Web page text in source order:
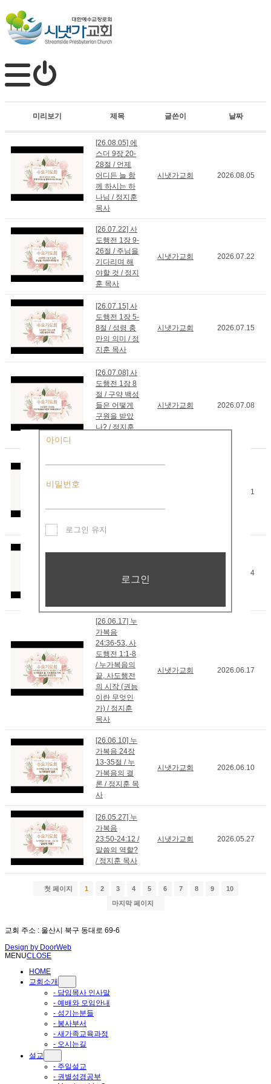
미리보기 제목 글쓴이 날짜
[26.08.05] 에
스더 9장 20-
28절 / 언제
어디든 늘 함
께 하시는 하
나님 / 정지훈
목사
시냇가교회 2026.08.05
[26.07.22] 사
도행전 1장 9-
26절 / 주님을
기다리며 해
야할 것 / 정지
훈 목사
시냇가교회 2026.07.22
[26.07.15] 사
도행전 1장 5-
8절 / 성령 충
만의 의미 / 정
지훈 목사
시냇가교회 2026.07.15
[26.07.08] 사
도행전 1장 8
절 / 구약 백성
들은 어떻게
구원을 받았
나? / 정지훈
시냇가교회 2026.07.08
사
2026.07.01
말하는 증인
2026.06.24
[26.06.17] 누
가복음
24:36-53, 사
도행전 1:1-8
/ 누가복음의
끝, 사도행전
의 시작 (권능
이란 무엇인
가) / 정지훈
목사
시냇가교회 2026.06.17
[26.06.10] 누
가복음 24장
13-35절 / 누
가복음의 결
론 / 정지훈 목
사
시냇가교회 2026.06.10
[26.05.27] 누
가복음
23:50-24:12 /
말씀의 역할?
/ 정지훈 목사
시냇가교회 2026.05.27
첫 페이지 1 2 3 4 5 6 7 8 9
10
마지막 페이지
교회 주소 : 울산시 북구 동대로 69-6
Design by DoorWeb
MENUCLOSE
HOME
교회소개
- 담임목사 인사말
- 예배와 모임안내
- 섬기는분들
- 봉사부서
- 새가족교육과정
- 오시는길
설교
- 주일설교
- 권별성경공부
아이디
비밀번호
로그인 유지
로그인